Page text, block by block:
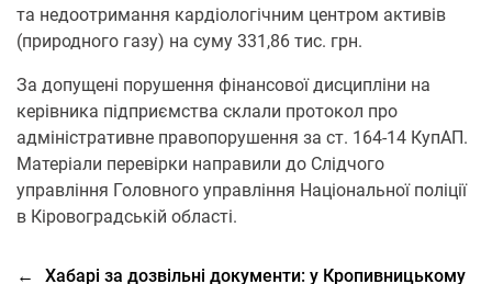
та недоотримання кардіологічним центром активів
(природного газу) на суму 331,86 тис. грн.
За допущені порушення фінансової дисципліни на
керівника підприємства склали протокол про
адміністративне правопорушення за ст. 164-14 КупАП.
Матеріали перевірки направили до Слідчого
управління Головного управління Національної поліції
в Кіровоградській області.
←
Хабарі за дозвільні документи: у Кропивницькому